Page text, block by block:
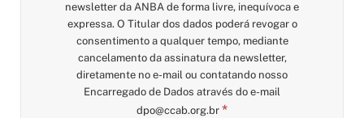
newsletter da ANBA de forma livre, inequívoca e
expressa. O Titular dos dados poderá revogar o
consentimento a qualquer tempo, mediante
cancelamento da assinatura da newsletter,
diretamente no e-mail ou contatando nosso
Encarregado de Dados através do e-mail
dpo@ccab.org.br *